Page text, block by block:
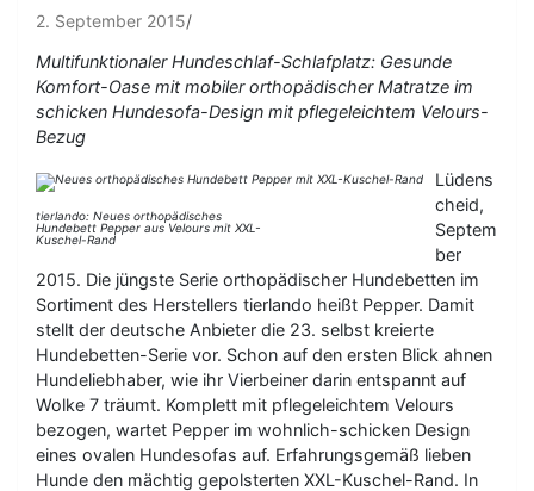
2. September 2015
Multifunktionaler Hundeschlaf-Schlafplatz: Gesunde
Komfort-Oase mit mobiler orthopädischer Matratze im
schicken Hundesofa-Design mit pflegeleichtem Velours-
Bezug
tierlando: Neues orthopädisches
Hundebett Pepper aus Velours mit XXL-
Kuschel-Rand
Lüdens
cheid,
Septem
ber
2015. Die jüngste Serie orthopädischer Hundebetten im
Sortiment des Herstellers tierlando heißt Pepper. Damit
stellt der deutsche Anbieter die 23. selbst kreierte
Hundebetten-Serie vor. Schon auf den ersten Blick ahnen
Hundeliebhaber, wie ihr Vierbeiner darin entspannt auf
Wolke 7 träumt. Komplett mit pflegeleichtem Velours
bezogen, wartet Pepper im wohnlich-schicken Design
eines ovalen Hundesofas auf. Erfahrungsgemäß lieben
Hunde den mächtig gepolsterten XXL-Kuschel-Rand. In